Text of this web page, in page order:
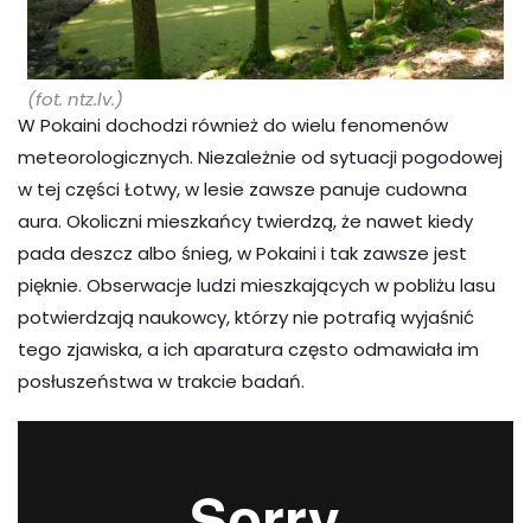
(fot. ntz.lv.)
W Pokaini dochodzi również do wielu fenomenów
meteorologicznych. Niezależnie od sytuacji pogodowej
w tej części Łotwy, w lesie zawsze panuje cudowna
aura. Okoliczni mieszkańcy twierdzą, że nawet kiedy
pada deszcz albo śnieg, w Pokaini i tak zawsze jest
pięknie. Obserwacje ludzi mieszkających w pobliżu lasu
potwierdzają naukowcy, którzy nie potrafią wyjaśnić
tego zjawiska, a ich aparatura często odmawiała im
posłuszeństwa w trakcie badań.